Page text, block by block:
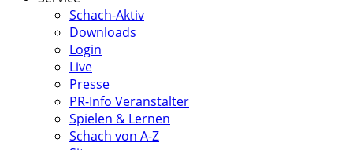
Schach-Aktiv
Downloads
Login
Live
Presse
PR-Info Veranstalter
Spielen & Lernen
Schach von A-Z